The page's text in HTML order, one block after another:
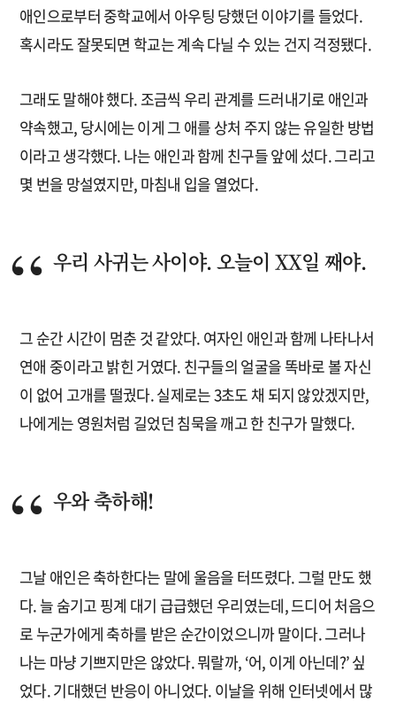
애인으로부터 중학교에서 아우팅 당했던 이야기를 들었다.
혹시라도 잘못되면 학교는 계속 다닐 수 있는 건지 걱정됐다.
그래도 말해야 했다. 조금씩 우리 관계를 드러내기로 애인과
약속했고, 당시에는 이게 그 애를 상처 주지 않는 유일한 방법
이라고 생각했다. 나는 애인과 함께 친구들 앞에 섰다. 그리고
몇 번을 망설였지만, 마침내 입을 열었다.
우리 사귀는 사이야. 오늘이 XX일 째야.
그 순간 시간이 멈춘 것 같았다. 여자인 애인과 함께 나타나서
연애 중이라고 밝힌 거였다. 친구들의 얼굴을 똑바로 볼 자신
이 없어 고개를 떨궜다. 실제로는 3초도 채 되지 않았겠지만,
나에게는 영원처럼 길었던 침묵을 깨고 한 친구가 말했다.
우와 축하해!
그날 애인은 축하한다는 말에 울음을 터뜨렸다. 그럴 만도 했
다. 늘 숨기고 핑계 대기 급급했던 우리였는데, 드디어 처음으
로 누군가에게 축하를 받은 순간이었으니까 말이다. 그러나
나는 마냥 기쁘지만은 않았다. 뭐랄까, ‘어, 이게 아닌데?’ 싶
었다. 기대했던 반응이 아니었다. 이날을 위해 인터넷에서 많